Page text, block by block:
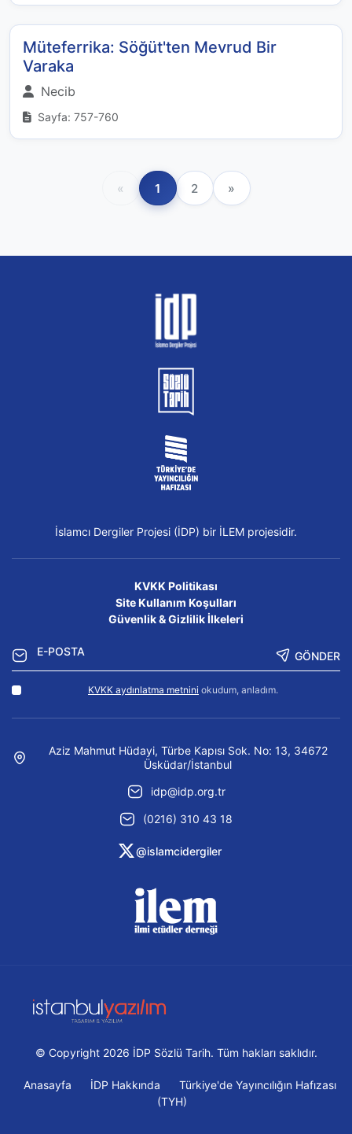
Müteferrika: Söğüt'ten Mevrud Bir
Varaka
Necib
Sayfa: 757-760
« 1 2 »
İslamcı Dergiler Projesi (İDP) bir İLEM projesidir.
KVKK Politikası
Site Kullanım Koşulları
Güvenlik & Gizlilik İlkeleri
GÖNDER
KVKK aydınlatma metnini okudum, anladım.
Aziz Mahmut Hüdayi, Türbe Kapısı Sok. No: 13, 34672
Üsküdar/İstanbul
idp@idp.org.tr
(0216) 310 43 18
@islamcidergiler
© Copyright 2026 İDP Sözlü Tarih. Tüm hakları saklıdır.
Anasayfa İDP Hakkında
Türkiye'de Yayıncılığın Hafızası
(TYH)